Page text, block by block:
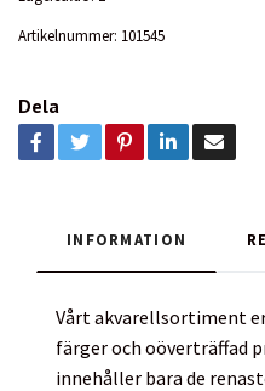
Artikelnummer: 101545
Dela
INFORMATION
Vårt akvarellsortiment
färger och oöverträffad
innehåller bara de